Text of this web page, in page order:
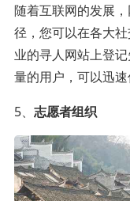
随着互联网的发展
径，您可以在各大
业的寻人网站上登
量的用户，可以迅速
5、 志愿者组织